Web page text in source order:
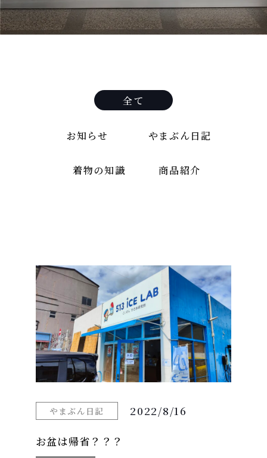
全て
お知らせ やまぶん日記
着物の知識 商品紹介
やまぶん日記 2022/8/16
お盆は帰省？？？